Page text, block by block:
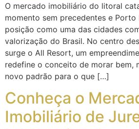
O mercado imobiliário do litoral
momento sem precedentes e Porto
posição como uma das cidades
valorização do Brasil. No centro
surge o All Resort, um
redefine o conceito de morar bem,
novo padrão para o que […]
Conheça o
Imobiliário de